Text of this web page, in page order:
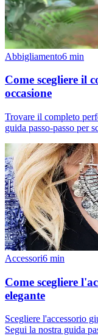
Abbigliamento6 min
Come scegliere il
occasione
Trovare il completo
guida passo-passo per
Accessori6 min
Come scegliere
elegante
Scegliere l'accessorio
Segui la nostra guida